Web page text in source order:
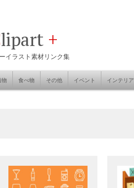
lipart +
イラスト素材リンク集
物 食べ物 その他 イベント インテリア